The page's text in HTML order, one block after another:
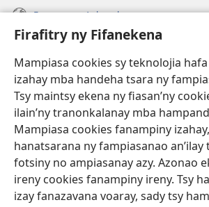
Firafitry ny Fifanekena
Mampiasa cookies sy teknolojia
izahay mba handeha tsara ny
Tsy maintsy ekena ny fiasan’ny
ilain’ny tranonkalanay mba
Mampiasa cookies fanampiny
hanatsarana ny fampiasanao
fotsiny no ampiasanay azy. Azonao
ireny cookies fanampiny ireny. Tsy
izay fanazavana voaray, sady tsy
Fanazavana Ankapobeny
Fanampiana
Fanomezana
(manokatra
rohy)
FITEHIRIZAM-BOKIN’NY Vavolombelon’i
(manokatra
rohy)
JW Hub
(manokatra
rohy)
JW Library
®